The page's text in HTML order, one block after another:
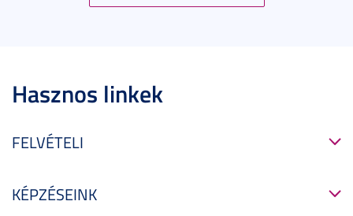
Hasznos linkek
FELVÉTELI
KÉPZÉSEINK